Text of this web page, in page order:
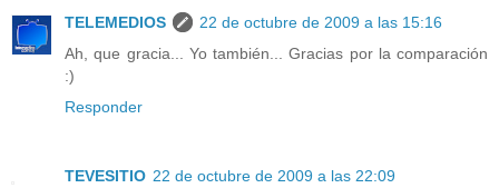
TELEMEDIOS
22 de octubre de 2009 a las 15:16
Ah, que gracia... Yo también... Gracias por la comparación
:)
Responder
TEVESITIO 22 de octubre de 2009 a las 22:09